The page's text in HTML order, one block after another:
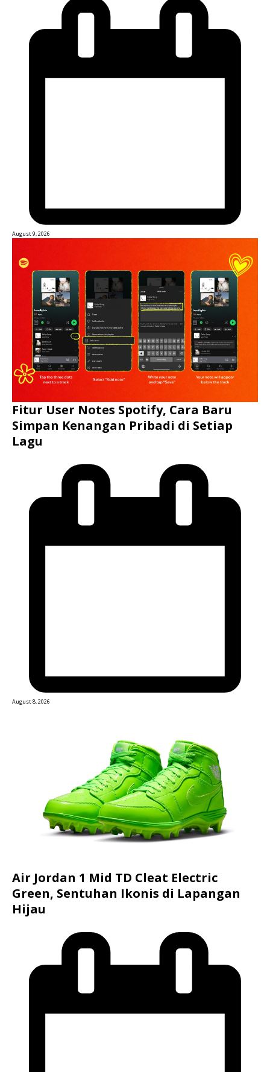
August 9, 2026
Fitur User Notes Spotify, Cara Baru
Simpan Kenangan Pribadi di Setiap
Lagu
August 8, 2026
Air Jordan 1 Mid TD Cleat Electric
Green, Sentuhan Ikonis di Lapangan
Hijau